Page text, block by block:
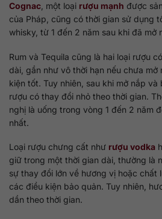
Cognac , một loại rượu mạnh được
của Pháp, cũng có thời gian sử dụng
whisky, từ 1 đến 2 năm sau khi đã mở
Rum và Tequila cũng là hai loại rượu
dài, gần như vô thời hạn nếu chưa mở
kiện tốt. Tuy nhiên, sau khi mở nắp
rượu có thay đổi nhỏ theo thời gian.
nghị là uống trong vòng 1 đến 2 năm
nhất.
Loại rượu chưng cất như rượu vodka
giữ trong một thời gian dài, thường là
sự thay đổi lớn về hương vị hoặc chất
các điều kiện bảo quản. Tuy nhiên,
dần theo thời gian.